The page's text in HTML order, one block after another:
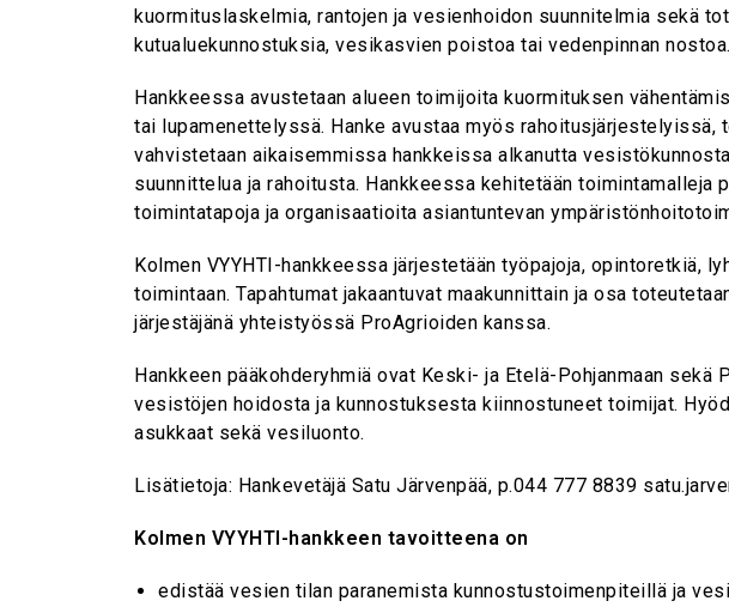
kuormituslaskelmia, rantojen ja vesienhoidon suunnitelmia sekä
kutualuekunnostuksia, vesikasvien poistoa tai vedenpinnan nostoa.
Hankkeessa avustetaan alueen toimijoita kuormituksen
tai lupamenettelyssä. Hanke avustaa myös
vahvistetaan aikaisemmissa hankkeissa alkanutta
suunnittelua ja rahoitusta. Hankkeessa kehitetään
toimintatapoja ja organisaatioita asiantuntevan
Kolmen VYYHTI-hankkeessa järjestetään työpajoja, opintoretkiä,
toimintaan. Tapahtumat jakaantuvat maakunnittain ja osa
järjestäjänä yhteistyössä ProAgrioiden kanssa.
Hankkeen pääkohderyhmiä ovat Keski- ja Etelä-Pohjanmaan
vesistöjen hoidosta ja kunnostuksesta kiinnostuneet toimijat.
asukkaat sekä vesiluonto.
Lisätietoja: Hankevetäjä Satu Järvenpää, p.044 777 8839
Kolmen VYYHTI-hankkeen tavoitteena on
edistää vesien tilan paranemista kunnostustoimenpiteillä ja